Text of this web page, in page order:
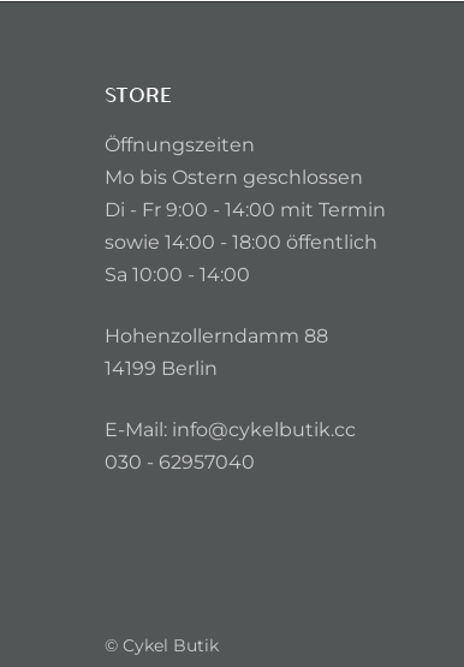
STORE
Öffnungszeiten
Mo bis Ostern geschlossen
Di - Fr 9:00 - 14:00 mit Termin
sowie 14:00 - 18:00 öffentlich
Sa 10:00 - 14:00
Hohenzollerndamm 88
14199 Berlin
E-Mail: info@cykelbutik.cc
030 - 62957040
© Cykel Butik